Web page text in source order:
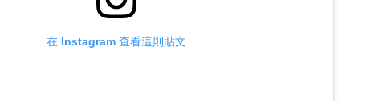
在 Instagram 查看這則貼文